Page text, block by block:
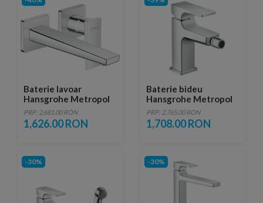
Baterie lavoar
Hansgrohe Metropol
de perete, pipa
225mm, necesita corp
incastrat
PRP: 2,681.00 RON
1,626.00 RON
Baterie bideu
Hansgrohe Metropol
cu ventil push-open
PRP: 2,765.00 RON
1,708.00 RON
-30% -30%